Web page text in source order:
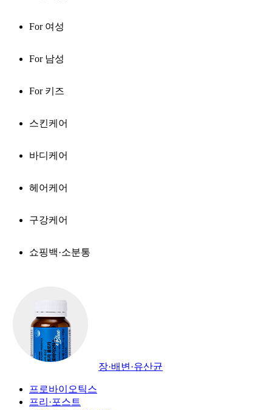
For 여성
For 남성
For 키즈
스킨케어
바디케어
헤어케어
구강케어
쇼핑백·소분통
장·배변·유산균
프로바이오틱스
프리·포스트